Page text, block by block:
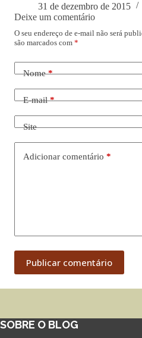
31 de dezembro de 2015
Deixe um comentário
O seu endereço de e-mail não será
são marcados com *
Nome*
E-mail*
Site
Adicionar comentário *
Publicar comentário
SOBRE O BLOG